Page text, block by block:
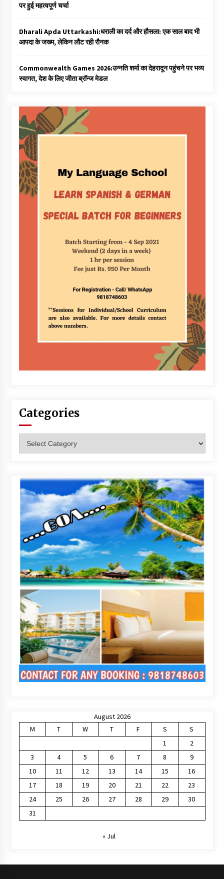
पर हुई महत्वपूर्ण चर्चा
Dharali Apda Uttarkashi:धराली का दर्द और हौसला: एक साल बाद भी
आपदा के जख्म, लेकिन लौट रही रौनक
Commonwealth Games 2026:उन्नति शर्मा का देहरादून पहुंचने पर भव्य
स्वागत, देश के लिए जीता ब्रॉन्ज मेडल
Categories
August 2026
M
T W T F S
S
1
2
3
4 5 6 7 8
9
10
11 12 13 14 15
16
17
18 19 20 21 22
23
24
25 26 27 28 29
30
31
« Jul